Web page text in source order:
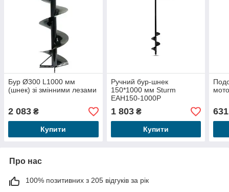
Бур Ø300 L1000 мм
(шнек) зі змінними лезами
2 083 ₴
Купити
Ручний бур-шнек
150*1000 мм Sturm
EAH150-1000P
1 803₴
Купити
631
Про нас
100% позитивних з 205 відгуків за рік